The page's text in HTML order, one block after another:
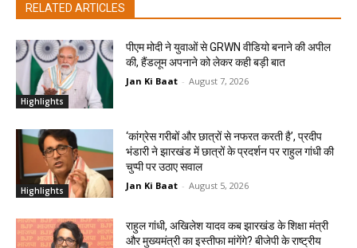
RELATED ARTICLES
Highlights
पीएम मोदी ने युवाओं से GRWN वीडियो बनाने की अपील
की, हैंडलूम अपनाने को लेकर कही बड़ी बात
Jan Ki Baat - August 7, 2026
Highlights
‘कांग्रेस गरीबों और छात्रों से नफरत करती है’, प्रदीप
भंडारी ने झारखंड में छात्रों के प्रदर्शन पर राहुल गांधी की
चुप्पी पर उठाए सवाल
Jan Ki Baat - August 5, 2026
राहुल गांधी, अखिलेश यादव कब झारखंड के शिक्षा मंत्री
और मुख्यमंत्री का इस्तीफा मांगेंगे? बीजेपी के राष्ट्रीय